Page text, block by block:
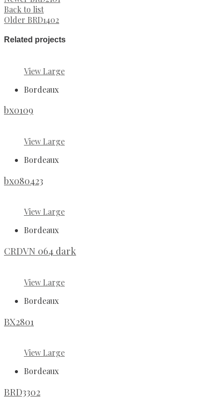
Back to list
Older BRD1402
Related projects
View Large
Bordeaux
bx0109
View Large
Bordeaux
bx080423
View Large
Bordeaux
CRDVN 064 dark
View Large
Bordeaux
BX2801
View Large
Bordeaux
BRD3302